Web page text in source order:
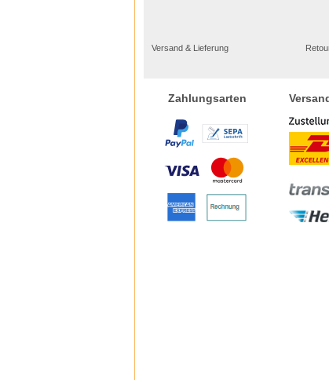
Versand & Lieferung
Zahlungsarten